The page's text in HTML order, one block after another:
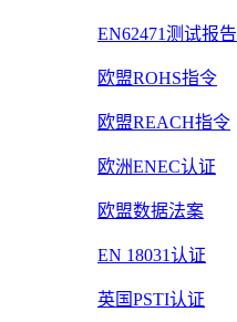
EN62471测试报告
欧盟ROHS指令
欧盟REACH指令
欧洲ENEC认证
欧盟数据法案
EN 18031认证
英国PSTI认证